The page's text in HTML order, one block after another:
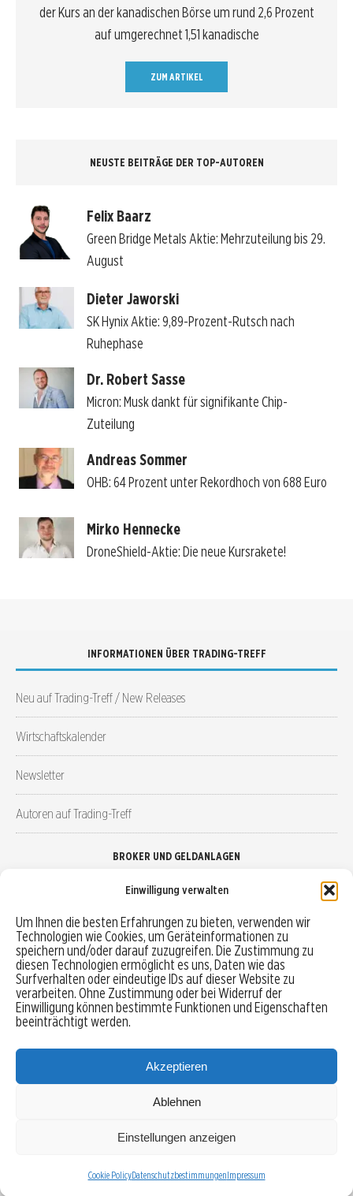
Einwilligung verwalten
Um Ihnen die besten Erfahrungen zu bieten, verwenden wir
Technologien wie Cookies, um Geräteinformationen zu
speichern und/oder darauf zuzugreifen. Die Zustimmung zu
diesen Technologien ermöglicht es uns, Daten wie das
Surfverhalten oder eindeutige IDs auf dieser Website zu
verarbeiten. Ohne Zustimmung oder bei Widerruf der
Einwilligung können bestimmte Funktionen und Eigenschaften
beeinträchtigt werden.
Akzeptieren
Ablehnen
Einstellungen anzeigen
Cookie PolicyDatenschutzbestimmungenImpressum
der Kurs an der kanadischen Börse um rund 2,6 Prozent
auf umgerechnet 1,51 kanadische
ZUM ARTIKEL
NEUSTE BEITRÄGE DER TOP-AUTOREN
Felix Baarz
Green Bridge Metals Aktie: Mehrzuteilung bis 29.
August
Dieter Jaworski
SK Hynix Aktie: 9,89-Prozent-Rutsch nach
Ruhephase
Dr. Robert Sasse
Micron: Musk dankt für signifikante Chip-
Zuteilung
Andreas Sommer
OHB: 64 Prozent unter Rekordhoch von 688 Euro
Mirko Hennecke
DroneShield-Aktie: Die neue Kursrakete!
INFORMATIONEN ÜBER TRADING-TREFF
Neu auf Trading-Treff / New Releases
Wirtschaftskalender
Newsletter
Autoren auf Trading-Treff
BROKER UND GELDANLAGEN
Robo-Advisor vergleichen
Depotvergleich
Festgeld vergleichen
Tagesgeld vergleichen